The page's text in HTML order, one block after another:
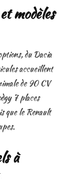
modèles
du Dacia
accueillent
de 90 CV
7 places
que le Renault
à